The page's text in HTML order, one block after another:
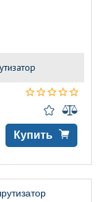
Купить